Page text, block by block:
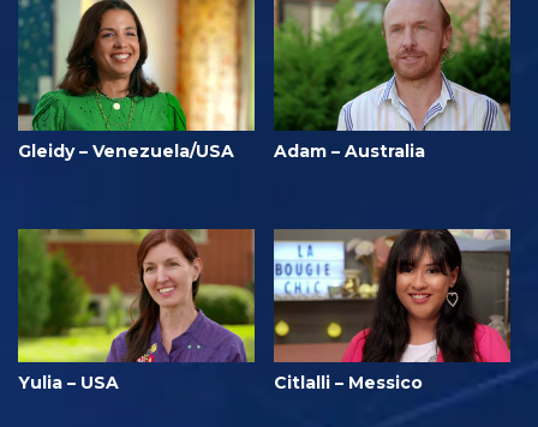
Gleidy – Venezuela/USA Adam – Australia
Yulia – USA Citlalli – Messico